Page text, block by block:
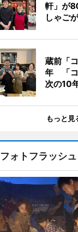
軒」が
しゃご
蔵前「
年 「コ
次の10
もっと見
フォトフラッシュ